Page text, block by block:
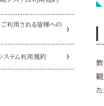
教
観
利用される皆様への
ステム利用規約